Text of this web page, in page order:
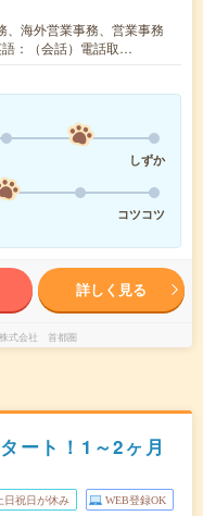
、海外営業事務、営業事務
語：（会話）電話取…
しずか
コツコツ
詳しく見る
式会社 首都圏
ート！1～2ヶ月
日祝日が休み WEB登録OK